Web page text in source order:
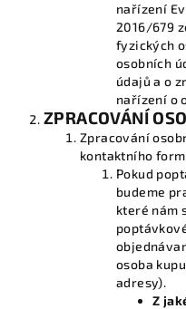
nařízení
2016/679
fyzických
osobních
údajů a o
nařízení o
ZPRACOVÁNÍ
Zpracování
kontaktního
Pokud
budeme
které nám
osoba
adresy).
Z